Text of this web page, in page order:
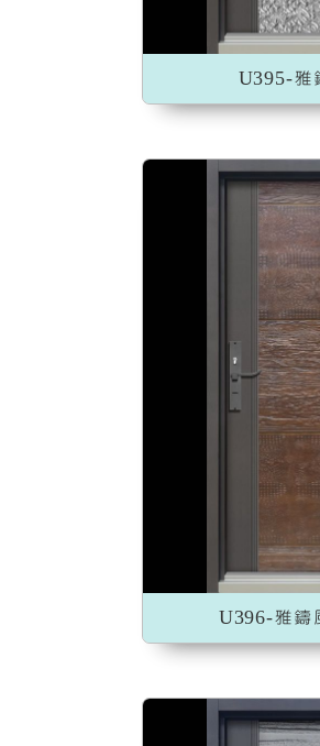
U395-雅
U396-雅鑄